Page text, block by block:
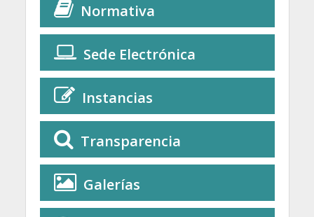
Normativa
Sede Electrónica
Instancias
Transparencia
Galerías